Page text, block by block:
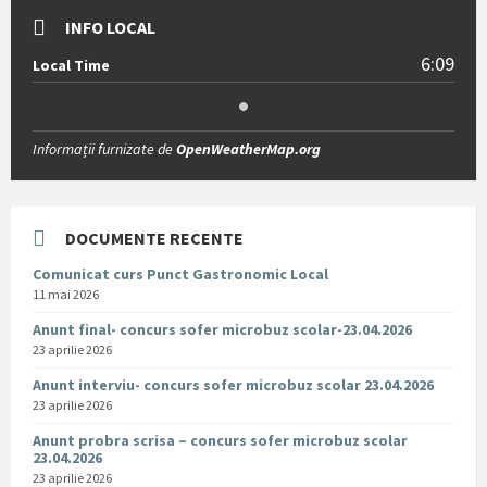
INFO LOCAL
Local Time 6:09
Informații furnizate deOpenWeatherMap.org
DOCUMENTE RECENTE
Comunicat curs Punct Gastronomic Local
11 mai 2026
Anunt final- concurs sofer microbuz scolar-23.04.2026
23 aprilie 2026
Anunt interviu- concurs sofer microbuz scolar 23.04.2026
23 aprilie 2026
Anunt probra scrisa – concurs sofer microbuz scolar
23.04.2026
23 aprilie 2026